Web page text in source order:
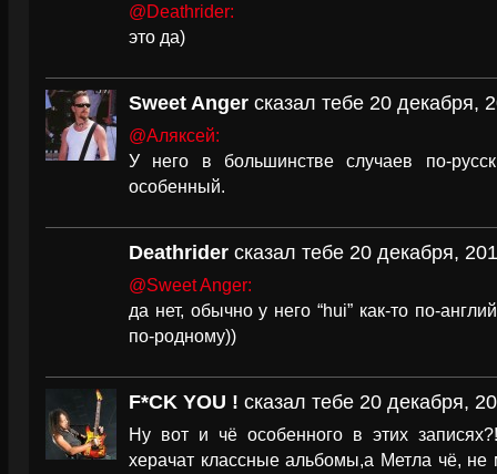
@Deathrider:
это да)
Sweet Anger сказал тебе 20 декабря,
@Аляксей:
У него в большинстве случаев по-
особенный.
Deathrider сказал тебе 20 декабря,
@Sweet Anger:
да нет, обычно у него “hui” как-то по-
по-родному))
F*CK YOU ! сказал тебе 20 декабря,
Ну вот и чё особенного в этих
херачат классные альбомы,а Метла чё,